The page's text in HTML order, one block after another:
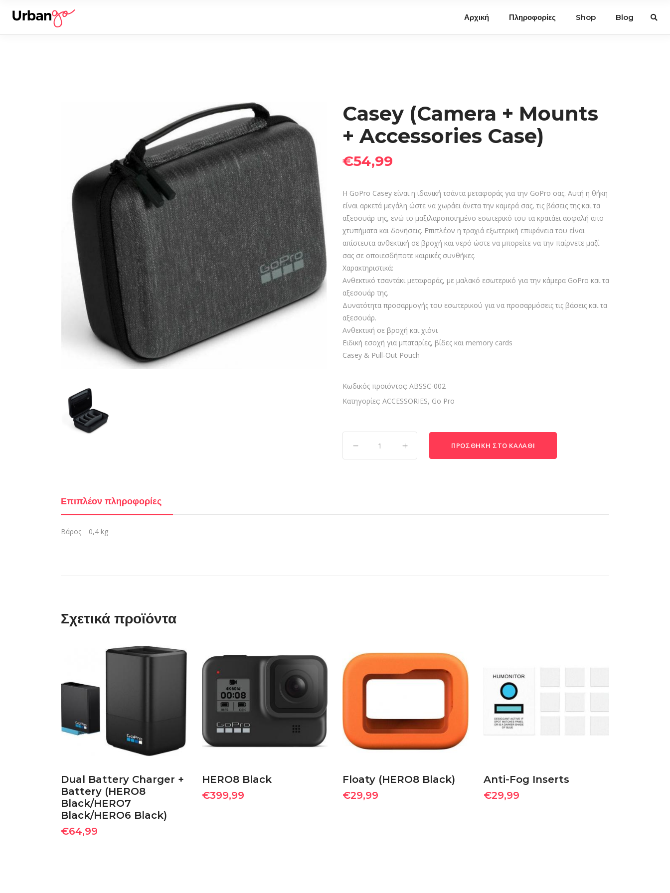
Αρχική Πληροφορίες Shop Blog
Casey (Camera + Mounts
+ Accessories Case)
€54,99
Η GoPro Casey είναι η ιδανική τσάντα μεταφοράς για την GoPro σας. Αυτή η θήκη
είναι αρκετά μεγάλη ώστε να χωράει άνετα την καμερά σας, τις βάσεις της και τα
αξεσουάρ της, ενώ το μαξιλαροποιημένο εσωτερικό του τα κρατάει ασφαλή απο
χτυπήματα και δονήσεις. Επιπλέον η τραχιά εξωτερική επιφάνεια του είναι
απίστευτα ανθεκτική σε βροχή και νερό ώστε να μπορείτε να την παίρνετε μαζί
σας σε οποιεσδήποτε καιρικές συνθήκες.
Χαρακτηριστικά:
Ανθεκτικό τσαντάκι μεταφοράς, με μαλακό εσωτερικό για την κάμερα GoPro και τα
αξεσουάρ της.
Δυνατότητα προσαρμογής του εσωτερικού για να προσαρμόσεις τις βάσεις και τα
αξεσουάρ.
Ανθεκτική σε βροχή και χιόνι
Ειδική εσοχή για μπαταρίες, βίδες και memory cards
Casey & Pull-Out Pouch
Κωδικός προϊόντος: ABSSC-002
Κατηγορίες: ACCESSORIES, Go Pro
+
Case)
ΠΡΟΣΘΉΚΗ ΣΤΟ ΚΑΛΆΘΙ
Επιπλέον πληροφορίες
Βάρος 0,4 kg
Σχετικά προϊόντα
Dual Battery Charger +
Battery (HERO8
Black/HERO7
Black/HERO6 Black)
€64,99
ΠΡΟΣΘΉΚΗ ΣΤΟ
ΚΑΛΆΘΙ
HERO8 Black
€399,99
Floaty (HERO8 Black)
€29,99
ΠΡΟΣΘΉΚΗ ΣΤΟ
Anti-Fog Inserts
€29,99